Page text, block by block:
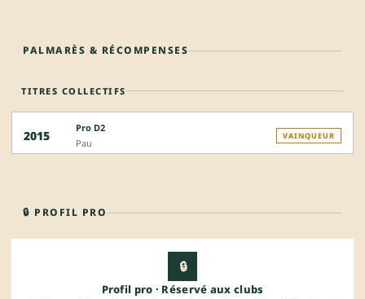
PALMARÈS & RÉCOMPENSES
TITRES COLLECTIFS
2015
Pro D2
Pau
VAINQUEUR
🔒 PROFIL PRO
🔒
Profil pro · Réservé aux clubs